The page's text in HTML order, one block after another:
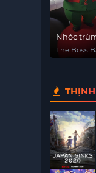
Nhóc
sinh đặc
The Boss